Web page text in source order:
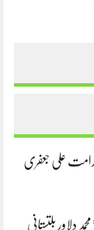
علی جعفری
دلاور بلتستانی